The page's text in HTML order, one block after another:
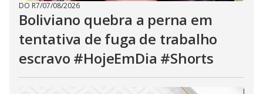
DO R7/07/08/2026
Boliviano quebra a perna em
tentativa de fuga de trabalho
escravo #HojeEmDia #Shorts